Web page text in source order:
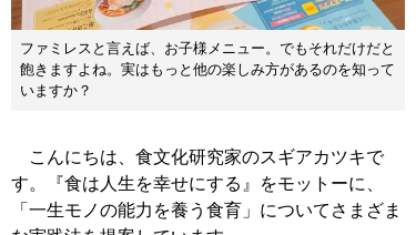
ファミレスと言えば、お子様メニュー。でもそれだけだと
飽きますよね。実はもっと他の楽しみ方があるのを知って
いますか？
こんにちは、食文化研究家のスギアカツキで
す。『食は人生を幸せにする』をモットーに、
「一生モノの能力を養う食育」についてさまざま